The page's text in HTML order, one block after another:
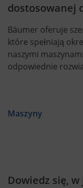
dostosowanej
Bäumer oferuje
które spełniają
naszymi
odpowiednie
Maszyny
Dowiedz się,